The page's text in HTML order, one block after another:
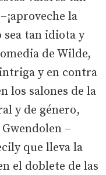
la
sea tan idiota y
de Wilde,
y en contra
los salones de la
y de género,
–
que lleva la
el doblete de las